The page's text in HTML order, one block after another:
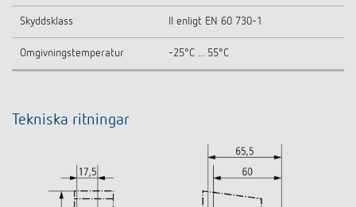
Skyddsklass II enligt EN 60 730-1
Omgivningstemperatur -25°C ... 55°C
Tekniska ritningar